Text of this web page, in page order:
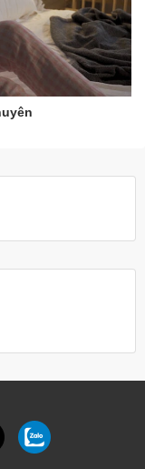
siêu kháng
(sơ sinh đến 5 tuổi
lịch….